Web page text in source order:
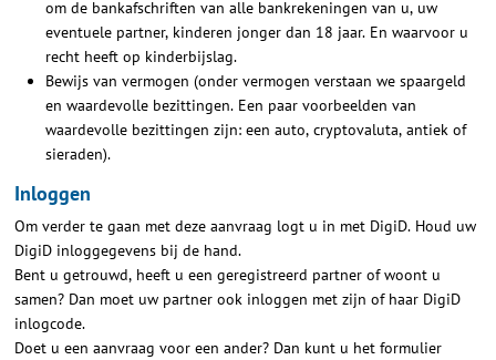
om de bankafschriften van alle bankrekeningen van u, uw
eventuele partner, kinderen jonger dan 18 jaar. En waarvoor u
recht heeft op kinderbijslag.
Bewijs van vermogen (onder vermogen verstaan we spaargeld
en waardevolle bezittingen. Een paar voorbeelden van
waardevolle bezittingen zijn: een auto, cryptovaluta, antiek of
sieraden).
Inloggen
Om verder te gaan met deze aanvraag logt u in met DigiD. Houd uw
DigiD inloggegevens bij de hand.
Bent u getrouwd, heeft u een geregistreerd partner of woont u
samen? Dan moet uw partner ook inloggen met zijn of haar DigiD
inlogcode.
Doet u een aanvraag voor een ander? Dan kunt u het formulier